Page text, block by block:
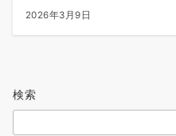
2026年3月9日
検索